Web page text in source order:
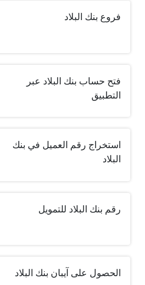
فروع بنك البلاد
فتح حساب بنك البلاد عبر
التطبيق
استخراج رقم العميل في بنك
البلاد
رقم بنك البلاد للتمويل
الحصول على آيبان بنك البلاد